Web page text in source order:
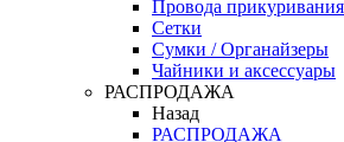
Провода
Сетки
Сумки / Органайзеры
Чайники и аксессуары
РАСПРОДАЖА
Назад
РАСПРОДАЖА